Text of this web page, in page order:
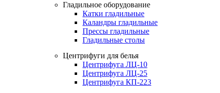
Гладильное оборудование
Катки гладильные
Каландры гладильные
Прессы гладильные
Гладильные столы
Центрифуги для белья
Центрифуга ЛЦ-10
Центрифуга ЛЦ-25
Центрифуга КП-223